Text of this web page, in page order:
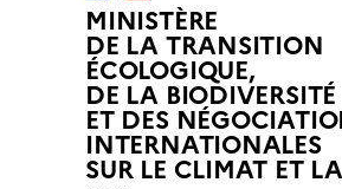
MINISTÈRE
DE LA TRANSITION
ÉCOLOGIQUE,
DE LA BIODIVERSITÉ
ET DES
INTERNATIONALES
SUR LE CLIMAT ET